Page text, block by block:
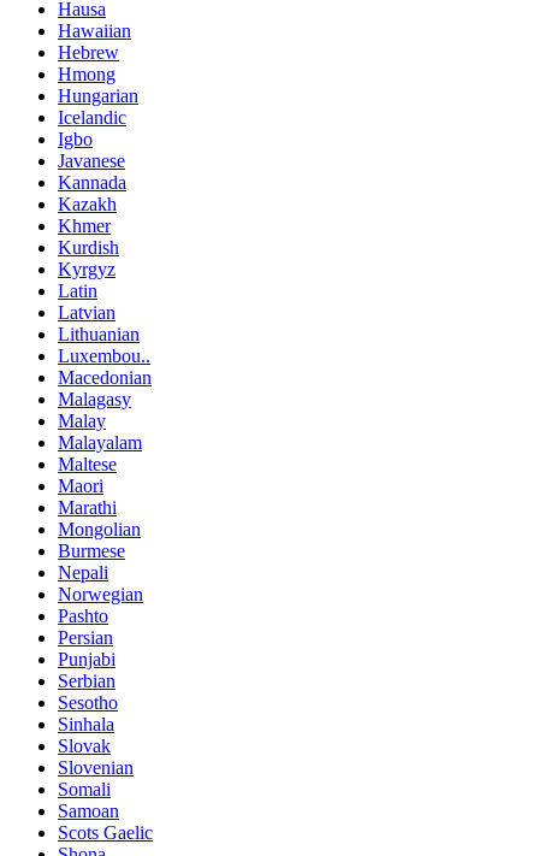
Hausa
Hawaiian
Hebrew
Hmong
Hungarian
Icelandic
Igbo
Javanese
Kannada
Kazakh
Khmer
Kurdish
Kyrgyz
Latin
Latvian
Lithuanian
Luxembou..
Macedonian
Malagasy
Malay
Malayalam
Maltese
Maori
Marathi
Mongolian
Burmese
Nepali
Norwegian
Pashto
Persian
Punjabi
Serbian
Sesotho
Sinhala
Slovak
Slovenian
Somali
Samoan
Scots Gaelic